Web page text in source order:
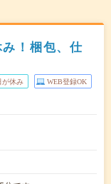
！梱包、仕
が休み WEB登録OK